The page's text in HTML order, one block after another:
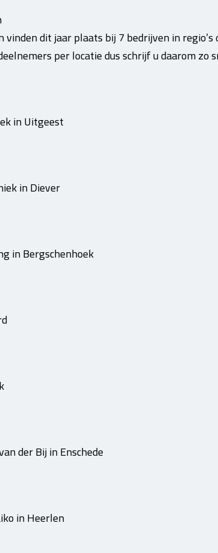
dit jaar plaats bij 7 bedrijven in regio’s
per locatie dus schrijf u daarom zo
in Uitgeest
in Diever
in Bergschenhoek
der Bij in Enschede
in Heerlen